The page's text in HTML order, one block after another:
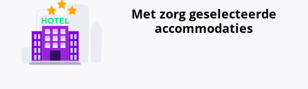
Met zorg geselecteerde
accommodaties